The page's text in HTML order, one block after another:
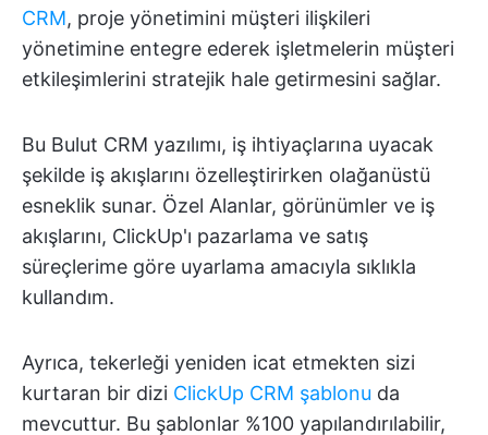
CRM, proje yönetimini müşteri ilişkileri
yönetimine entegre ederek işletmelerin müşteri
etkileşimlerini stratejik hale getirmesini sağlar.
Bu Bulut CRM yazılımı, iş ihtiyaçlarına uyacak
şekilde iş akışlarını özelleştirirken olağanüstü
esneklik sunar. Özel Alanlar, görünümler ve iş
akışlarını, ClickUp'ı pazarlama ve satış
süreçlerime göre uyarlama amacıyla sıklıkla
kullandım.
Ayrıca, tekerleği yeniden icat etmekten sizi
kurtaran bir dizi ClickUp CRM şablonu da
mevcuttur. Bu şablonlar %100 yapılandırılabilir,